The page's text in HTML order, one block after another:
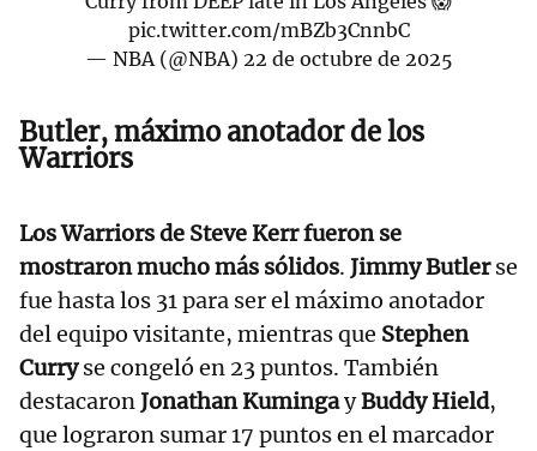
pic.twitter.com/mBZb3CnnbC
— NBA (@NBA) 22 de octubre de 2025
Butler, máximo anotador de los
Warriors
Los Warriors de Steve Kerr fueron se
mostraron mucho más sólidos. Jimmy Butlerse
fue hasta los 31 para ser el máximo anotador
del equipo visitante, mientras que Stephen
Curryse congeló en 23 puntos. También
destacaronJonathan KumingayBuddy Hield,
que lograron sumar 17 puntos en el marcador